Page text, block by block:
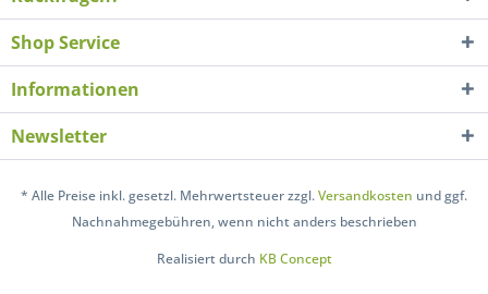
Shop Service
Informationen
Newsletter
* Alle Preise inkl. gesetzl. Mehrwertsteuer zzgl.Versandkosten und ggf.
Nachnahmegebühren, wenn nicht anders beschrieben
Realisiert durch KB Concept